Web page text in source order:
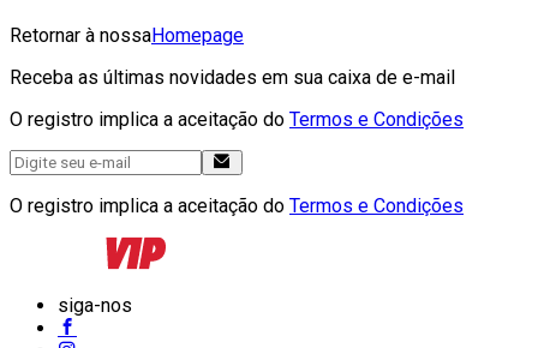
Retornar à nossaHomepage
Receba as últimas novidades em sua caixa de e-mail
O registro implica a aceitação do Termos e Condições
O registro implica a aceitação do Termos e Condições
siga-nos